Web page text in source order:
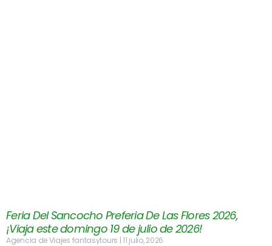
Feria Del Sancocho Preferia De Las Flores 2026,
¡Viaja este domingo 19 de julio de 2026!
Agencia de Viajes fantasytours 11 julio, 2026